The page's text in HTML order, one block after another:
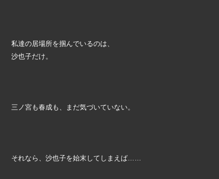
私達の居場所を掴んでいるのは、
沙也子だけ。
三ノ宮も春成も、まだ気づいていない。
それなら、沙也子を始末してしまえば……